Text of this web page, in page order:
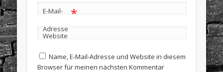
E-Mail-
Adresse
*
Website
Name, E-Mail-Adresse und Website in diesem
Browser für meinen nächsten Kommentar